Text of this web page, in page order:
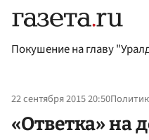
Покушение на главу
22 сентября 2015 20:50
«Ответка» на